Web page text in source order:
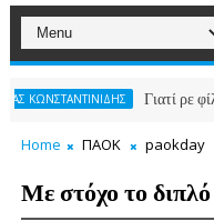
Γιατί ρε φίλε
Home ΠΑΟΚ paokday
Με στόχο το